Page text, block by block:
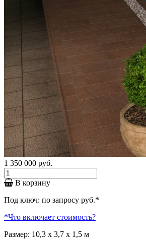
1 350 000 руб.
В корзину
Под ключ: по запросу руб.*
*Что включает стоимость?
Размер: 10,3 х 3,7 x 1,5 м